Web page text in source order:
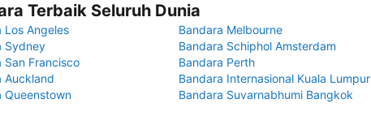
Terbaik Seluruh Dunia
Los Angeles
Bandara Melbourne
Sydney
Bandara Schiphol Amsterdam
San Francisco
Bandara Perth
Auckland
Bandara Internasional Kuala Lumpur
Queenstown
Bandara Suvarnabhumi Bangkok